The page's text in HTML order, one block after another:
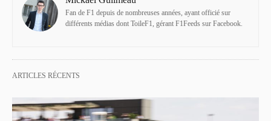
Fan de F1 depuis de nombreuses années, ayant officié sur
différents médias dont ToileF1, gérant F1Feeds sur Facebook.
ARTICLES RÉCENTS